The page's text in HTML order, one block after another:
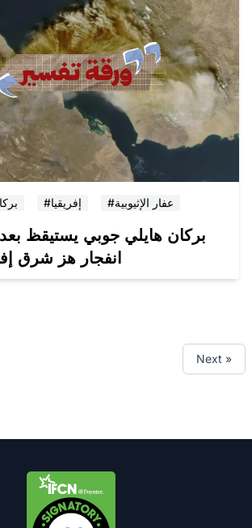
#إفريقيا #عفار الإثيوبية
انفجار هز شرق
Next »